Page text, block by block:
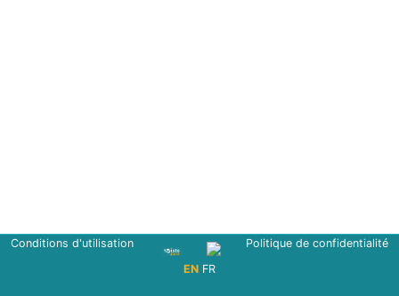
Conditions d'utilisation
Politique de confidentialité
EN FR